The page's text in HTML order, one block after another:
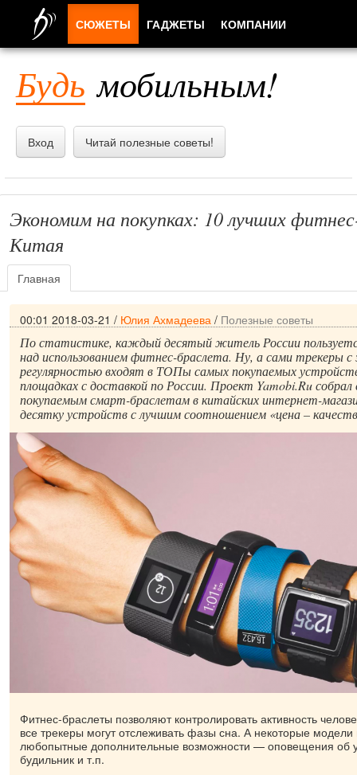
Будь мобильным!
Вход Читай полезные советы!
Экономим на покупках: 10 лучших
Китая
Главная
00:01 2018-03-21 / Юлия Ахмадеева / Полезные советы
По статистике, каждый десятый житель России
над использованием фитнес-браслета. Ну, а сами трекеры с
регулярностью входят в ТОПы самых покупаемых
площадках с доставкой по России. Проект Yamobi.Ru
покупаемым смарт-браслетам в китайских интернет-
десятку устройств с лучшим соотношением «цена –
Фитнес-браслеты позволяют контролировать активность
все трекеры могут отслеживать фазы сна. А некоторые модели
любопытные дополнительные возможности — оповещения об
будильник и т.п.
СЮЖЕТЫ ГАДЖЕТЫ КОМПАНИИ
ПРИЛОЖЕНИЯ